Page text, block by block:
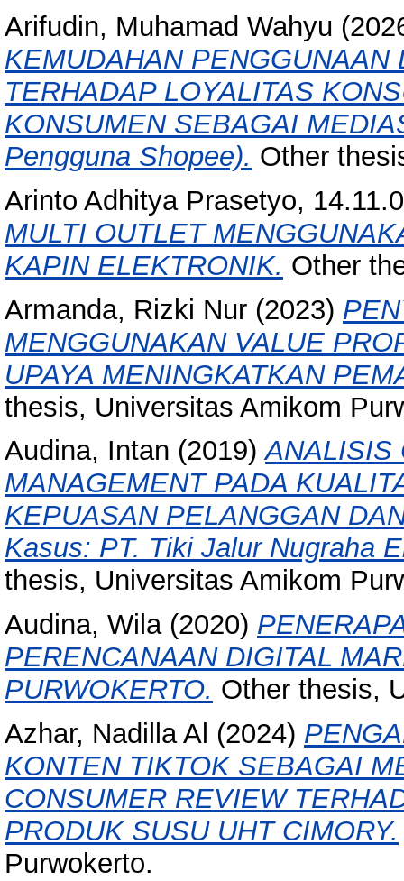
Arifudin, Muhamad Wahyu
KEMUDAHAN
TERHADAP LOYALITAS
KONSUMEN SEBAGAI
Pengguna Shopee). Other
Arinto Adhitya Prasetyo,
MULTI OUTLET
KAPIN ELEKTRONIK. Other
Armanda, Rizki Nur (2023)
MENGGUNAKAN VALUE
UPAYA MENINGKATKAN
thesis, Universitas Amikom
Audina, Intan (2019)ANALISIS
MANAGEMENT PADA
KEPUASAN PELANGGAN
Kasus: PT. Tiki Jalur Nugraha
thesis, Universitas Amikom
Audina, Wila(2020)
PERENCANAAN DIGITAL
PURWOKERTO. Other thesis,
Azhar, Nadilla Al (2024)
KONTEN TIKTOK SEBAGAI
CONSUMER REVIEW
PRODUK SUSU UHT CIMORY.
Purwokerto.